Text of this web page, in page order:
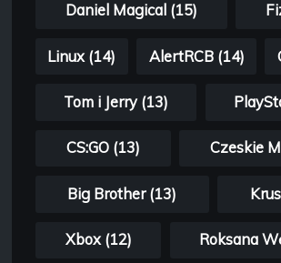
Daniel Magical (15)
Linux (14) AlertRCB (14)
Tom i Jerry (13)
CS:GO (13) Czeskie
Big Brother (13)
Xbox (12) Roksana